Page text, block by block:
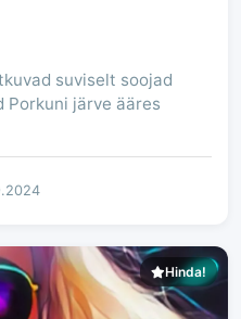
suviselt soojad
Porkuni järve ääres
Hinda!